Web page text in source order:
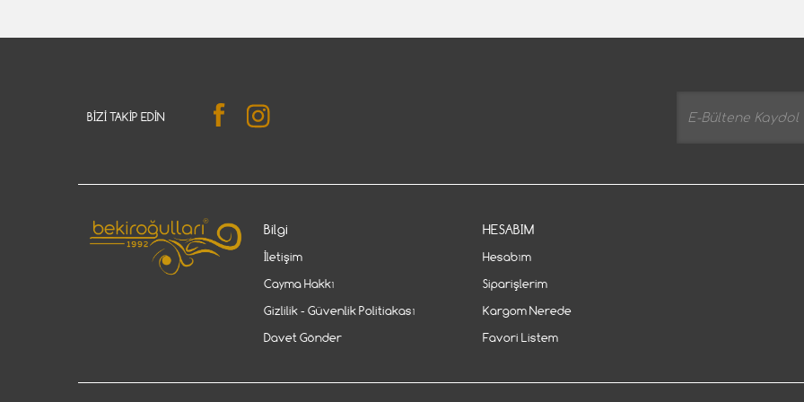
BIZI TAKIP EDIN
Bilgi
İletişim
Cayma Hakkı
Gizlilik - Güvenlik Politiakası
Davet Gönder
HESABIM
Hesabım
Siparişlerim
Kargom Nerede
Favori Listem